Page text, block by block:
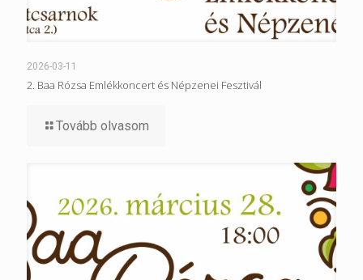
2026-03-11
2. Baa Rózsa Emlékkoncert és Népzenei Fesztivál
Tovább olvasom